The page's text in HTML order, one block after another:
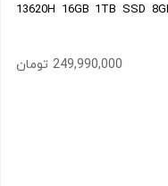
13620H 16GB 1TB SSD
249,990,000 تومان